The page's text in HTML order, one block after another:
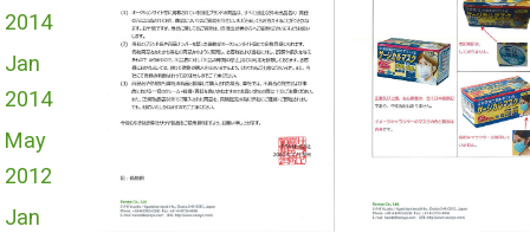
2014
Jan
2014
May
2012
Jan